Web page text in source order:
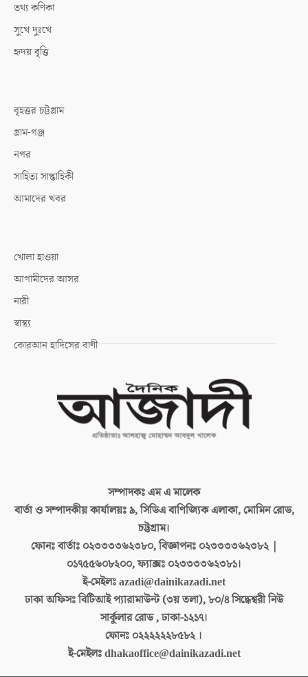
তথ্য কণিকা
সুখে দুঃখে
হৃদয় বৃত্তি
বৃহত্তর চট্টগ্রাম
গ্রাম-গঞ্জ
নগর
সাহিত্য সাপ্তাহিকী
আমাদের খবর
খোলা হাওয়া
আগামীদের আসর
নারী
স্বাস্থ্য
কোরআন হাদিসের বাণী
সম্পাদকঃএম এ মালেক
বার্তা ও সম্পাদকীয় কার্যালয়ঃ৯, সিডিএ বাণিজ্যিক এলাকা, মোমিন রোড,
চট্টগ্রাম।
ফোনঃ বার্তাঃ ০২৩৩৩৩৬২৩৮০, বিজ্ঞাপনঃ ০২৩৩৩৩৬২৩৮২ |
০১৭৫৫৬০৮২০০, ফ্যাক্সঃ ০২৩৩৩৩৬২৩৮১।
ই-মেইলঃazadi@dainikazadi.net
ঢাকা অফিসঃবিটিআই প্যারামাউন্ট (৩য় তলা), ৮০/৪ সিদ্ধেশ্বরী নিউ
সার্কুলার রোড , ঢাকা-১২১৭।
ফোনঃ ০২২২২২২৮৫৮২ ।
ই-মেইলঃdhakaoffice@dainikazadi.net